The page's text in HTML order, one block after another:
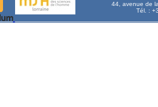
44, avenue de
Tél. :